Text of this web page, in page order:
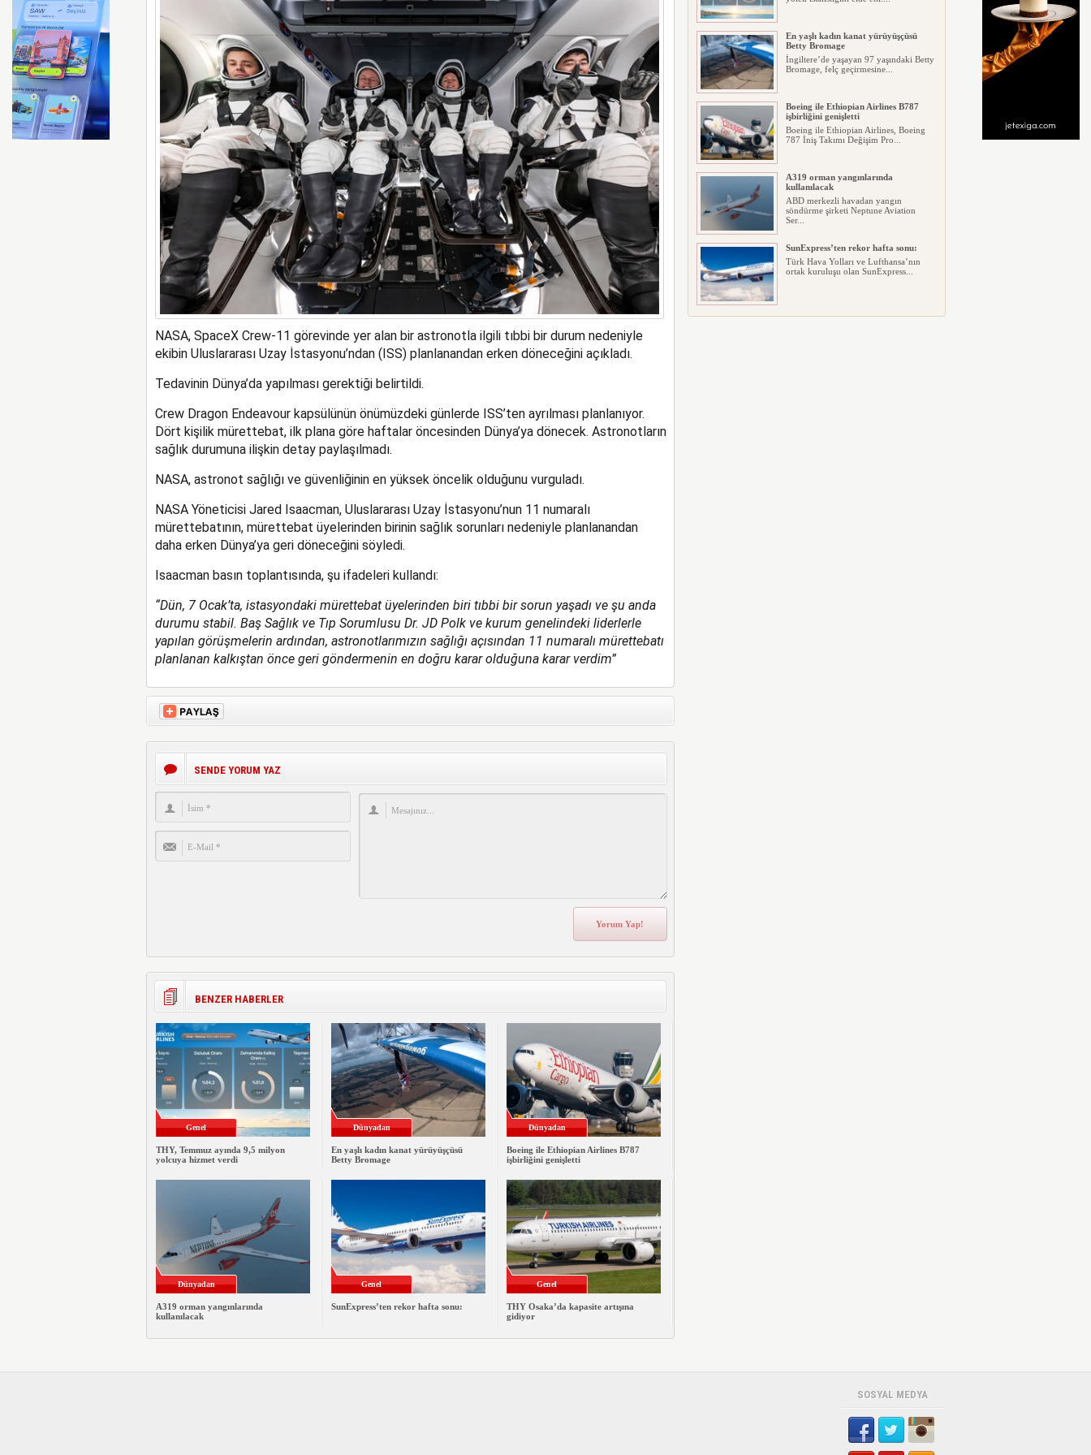
Ryanair kış sezonunda Fas’ta rekor kapasite artıracak
NASA, SpaceX Crew-11 görevinde yer alan bir astronotla ilgili tıbbi bir durum nedeniyle
ekibin Uluslararası Uzay İstasyonu’ndan (ISS) planlanandan erken döneceğini açıkladı.
Tedavinin Dünya’da yapılması gerektiği belirtildi.
Crew Dragon Endeavour kapsülünün önümüzdeki günlerde ISS’ten ayrılması planlanıyor.
Dört kişilik mürettebat, ilk plana göre haftalar öncesinden Dünya’ya dönecek. Astronotların
sağlık durumuna ilişkin detay paylaşılmadı.
NASA, astronot sağlığı ve güvenliğinin en yüksek öncelik olduğunu vurguladı.
NASA Yöneticisi Jared Isaacman, Uluslararası Uzay İstasyonu’nun 11 numaralı
mürettebatının, mürettebat üyelerinden birinin sağlık sorunları nedeniyle planlanandan
daha erken Dünya’ya geri döneceğini söyledi.
Isaacman basın toplantısında, şu ifadeleri kullandı:
“Dün, 7 Ocak’ta, istasyondaki mürettebat üyelerinden biri tıbbi bir sorun yaşadı ve şu anda
durumu stabil. Baş Sağlık ve Tıp Sorumlusu Dr. JD Polk ve kurum genelindeki liderlerle
yapılan görüşmelerin ardından, astronotlarımızın sağlığı açısından 11 numaralı mürettebatı
planlanan kalkıştan önce geri göndermenin en doğru karar olduğuna karar verdim”
SENDE YORUM YAZ
BENZER HABERLER
Genel
THY, Temmuz ayında 9,5 milyon
yolcuya hizmet verdi
Dünyadan
En yaşlı kadın kanat yürüyüşçüsü
Betty Bromage
Dünyadan
Boeing ile Ethiopian Airlines B787
işbirliğini genişletti
Dünyadan
A319 orman yangınlarında
kullanılacak
Genel
SunExpress’ten rekor hafta sonu:
Genel
THY Osaka’da kapasite artışına
gidiyor
En yaşlı kadın kanat yürüyüşçüsü
Betty Bromage
İngiltere’de yaşayan 97 yaşındaki Betty
Bromage, felç geçirmesine...
Boeing ile Ethiopian Airlines B787
işbirliğini genişletti
Boeing ile Ethiopian Airlines, Boeing
787 İniş Takımı Değişim Pro...
A319 orman yangınlarında
kullanılacak
ABD merkezli havadan yangın
söndürme şirketi Neptune Aviation
Ser...
SunExpress’ten rekor hafta sonu:
Türk Hava Yolları ve Lufthansa’nın
ortak kuruluşu olan SunExpress...
THY Osaka’da kapasite artışına
SOSYAL MEDYA